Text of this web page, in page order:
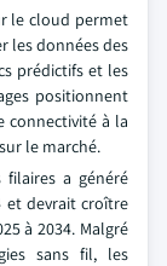
le cloud permet
les données des
prédictifs et les
positionnent
connectivité à la
le marché.
filaires a généré
et devrait croître
à 2034. Malgré
sans fil, les